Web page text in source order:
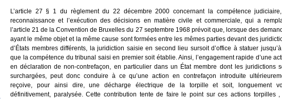
L’article 27 § 1 du règlement du 22 décembre 2000 concernant la compétence
reconnaissance et l’exécution des décisions en matière civile et commerciale, qui a
l’article 21 de la Convention de Bruxelles du 27 septembre 1968 prévoit que, lorsque des
ayant le même objet et la même cause sont formées entre les mêmes parties devant des
d’États membres différents, la juridiction saisie en second lieu sursoit d’office à statuer
que la compétence du tribunal saisi en premier soit établie. Ainsi, l’engagement rapide d’une
en déclaration de non-contrefaçon, en particulier dans un État membre dont les juridictions
surchargées, peut donc conduire à ce qu’une action en contrefaçon introduite
reçoive, pour ainsi dire, une décharge électrique de la torpille et soit, longuement
définitivement, paralysée. Cette contribution tente de faire le point sur ces actions torpilles ,